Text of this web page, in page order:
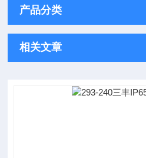
产品分类
相关文章